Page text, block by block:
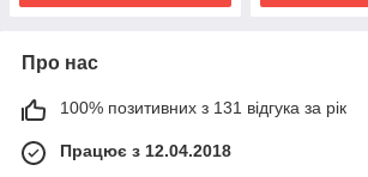
Про нас
100% позитивних з 131 відгука за рік
Працює з 12.04.2018